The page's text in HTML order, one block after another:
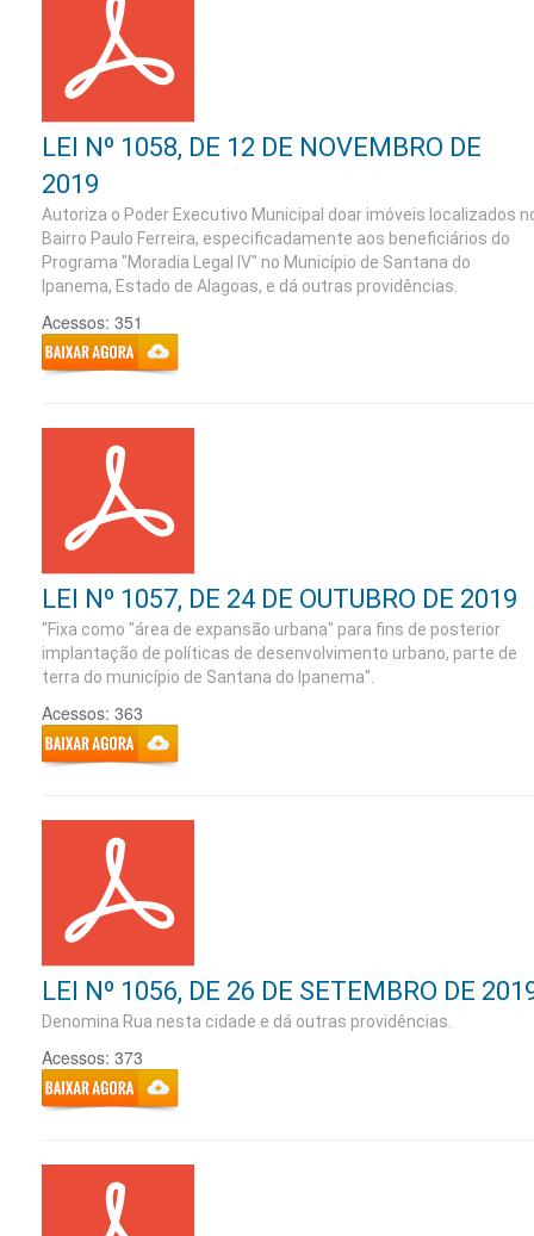
LEI Nº 1058, DE 12 DE NOVEMBRO DE
2019
Autoriza o Poder Executivo Municipal doar imóveis localizados
Bairro Paulo Ferreira, especificadamente aos beneficiários do
Programa "Moradia Legal IV" no Município de Santana do
Ipanema, Estado de Alagoas, e dá outras providências.
Acessos: 351
LEI Nº 1057, DE 24 DE OUTUBRO DE 2019
"Fixa como "área de expansão urbana" para fins de posterior
implantação de políticas de desenvolvimento urbano, parte de
terra do município de Santana do Ipanema".
Acessos: 363
LEI Nº 1056, DE 26 DE SETEMBRO DE
Denomina Rua nesta cidade e dá outras providências.
Acessos: 373